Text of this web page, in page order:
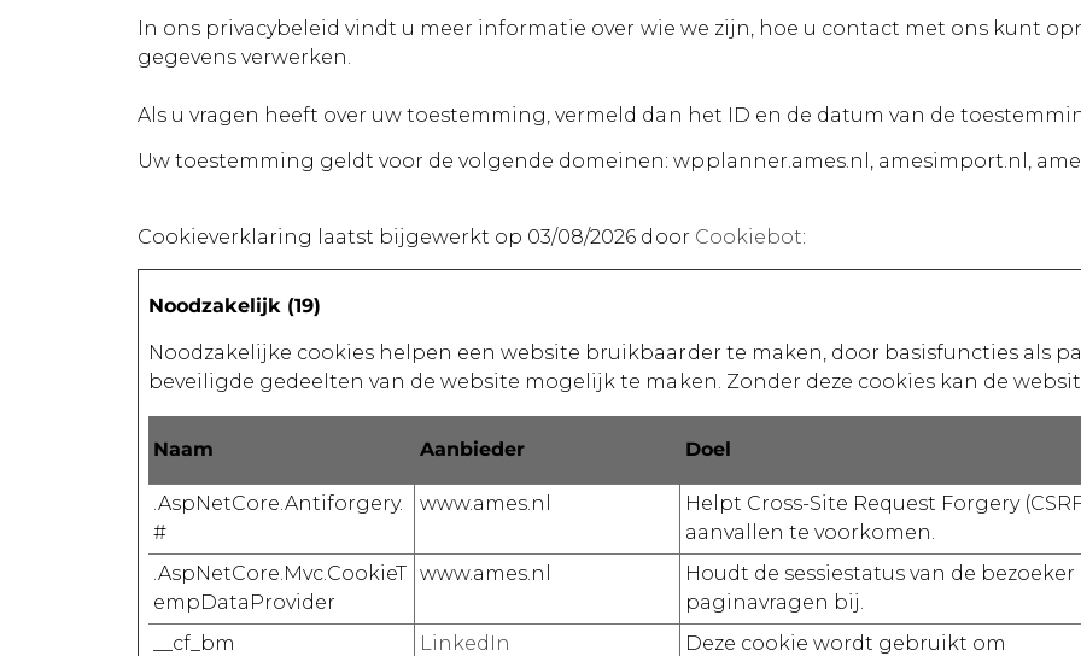
In ons privacybeleid vindt u meer informatie over wie we zijn, hoe u contact met ons kunt
gegevens verwerken.
Als u vragen heeft over uw toestemming, vermeld dan het ID en de datum van de
Uw toestemming geldt voor de volgende domeinen: wpplanner.ames.nl, amesimport.nl,
Cookieverklaring laatst bijgewerkt op 03/08/2026 door Cookiebot:
Noodzakelijk (19)
Noodzakelijke cookies helpen een website bruikbaarder te maken, door basisfuncties als
beveiligde gedeelten van de website mogelijk te maken. Zonder deze cookies kan de
Naam Aanbieder Doel
.AspNetCore.Antiforgery.
#
www.ames.nl
Helpt Cross-Site Request Forgery
aanvallen te voorkomen.
.AspNetCore.Mvc.CookieT
empDataProvider
www.ames.nl
Houdt de sessiestatus van de bezoeker
paginavragen bij.
__cf_bm
LinkedIn
Deze cookie wordt gebruikt om